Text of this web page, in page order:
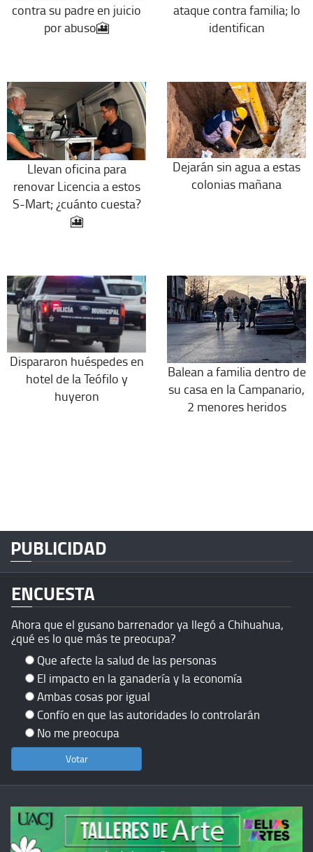
contra su padre en juicio
por abuso🎦
ataque contra familia; lo
identifican
Llevan oficina para
renovar Licencia a estos
S-Mart; ¿cuánto cuesta?
🎦
Dejarán sin agua a estas
colonias mañana
Dispararon huéspedes en
hotel de la Teófilo y
huyeron
Balean a familia dentro de
su casa en la Campanario,
2 menores heridos
PUBLICIDAD
ENCUESTA
Ahora que el gusano barrenador ya llegó a Chihuahua,
¿qué es lo que más te preocupa?
Que afecte la salud de las personas
El impacto en la ganadería y la economía
Ambas cosas por igual
Confío en que las autoridades lo controlarán
No me preocupa